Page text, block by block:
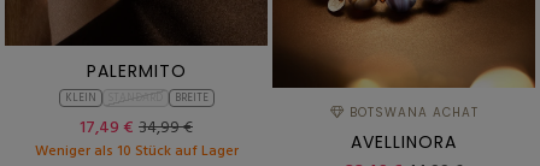
PALERMITO
KLEIN BREITE
17,49 € 34,99 €
Weniger als 10 Stück auf Lager
BOTSWANA ACHAT
AVELLINORA